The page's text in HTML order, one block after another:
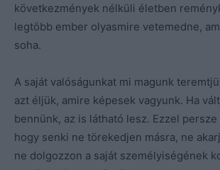
következmények nélküli életben
legtöbb ember olyasmire vetemedne,
soha.
A saját valóságunkat mi magunk
azt éljük, amire képesek vagyunk. Ha
bennünk, az is látható lesz. Ezzel
hogy senki ne törekedjen másra, ne
ne dolgozzon a saját személyiségének